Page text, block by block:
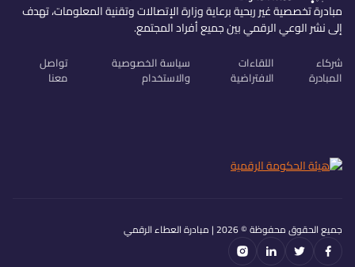
مبادرة تخصصية غير ربحية برعاية وزارة الإتصالات وتقنية المعلومات، تهدف
إلى نشر الوعي الرقمي بين جميع أفراد المجتمع.
شركاء
المبادرة
اللقاءات
الافتراضية
سياسة الخصوصية
والاستخدام
تواصل
معنا
جميع الحقوق محفوظة ©2026| مبادرة العطاء الرقمي